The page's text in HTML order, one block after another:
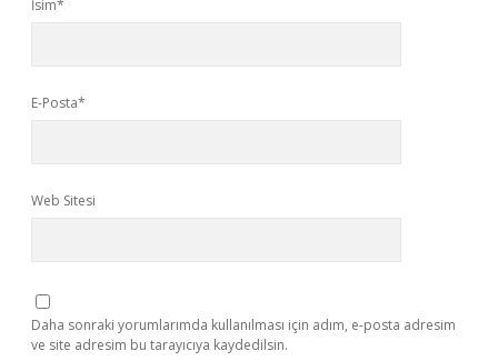
İsim*
E-Posta*
Web Sitesi
Daha sonraki yorumlarımda kullanılması için adım, e-posta adresim
ve site adresim bu tarayıcıya kaydedilsin.